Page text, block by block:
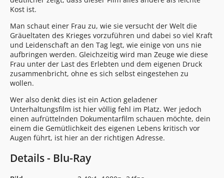
Kost ist.
Man schaut einer Frau zu, wie sie versucht der Welt die
Gräueltaten des Krieges vorzuführen und dabei so viel Kraft
und Leidenschaft an den Tag legt, wie einige von uns nie
aufbringen werden. Gleichzeitig wird man Zeuge wie diese
Frau unter der Last des Erlebten und dem eigenen Druck
zusammenbricht, ohne es sich selbst eingestehen zu
wollen.
Wer also denkt dies ist ein Action geladener
Unterhaltungsfilm ist hier völlig fehl im Platz. Wer jedoch
einen aufrüttelnden Dokumentarfilm schauen möchte, dein
einem die Gemütlichkeit des eigenen Lebens kritisch vor
Augen führt, ist hier an der richtigen Adresse.
Details - Blu-Ray